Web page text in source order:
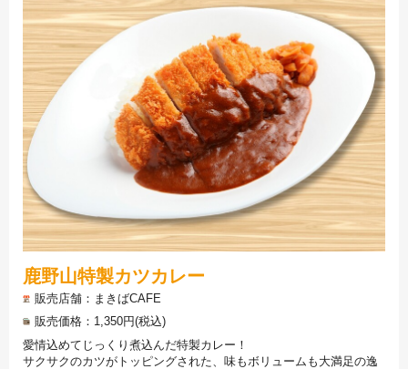
鹿野山特製カツカレー
販売店舗
まきばCAFE
販売価格
1,350円(税込)
愛情込めてじっくり煮込んだ特製カレー！
サクサクのカツがトッピングされた、味もボリュームも大満足の逸